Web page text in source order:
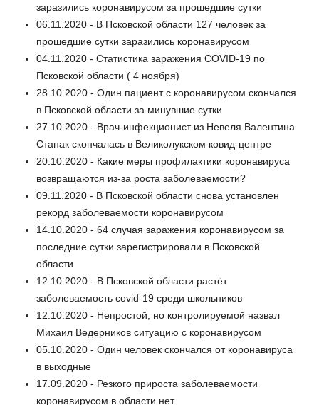
заразились коронавирусом за прошедшие сутки
06.11.2020 - В Псковской области 127 человек за
прошедшие сутки заразились коронавирусом
04.11.2020 - Статистика заражения COVID-19 по
Псковской области ( 4 ноября)
28.10.2020 - Один пациент с коронавирусом скончался
в Псковской области за минувшие сутки
27.10.2020 - Врач-инфекционист из Невеля Валентина
Станак скончалась в Великолукском ковид-центре
20.10.2020 - Какие меры профилактики коронавируса
возвращаются из-за роста заболеваемости?
09.11.2020 - В Псковской области снова установлен
рекорд заболеваемости коронавирусом
14.10.2020 - 64 случая заражения коронавирусом за
последние сутки зарегистрировали в Псковской
области
12.10.2020 - В Псковской области растёт
заболеваемость covid-19 среди школьников
12.10.2020 - Непростой, но контролируемой назвал
Михаил Ведерников ситуацию с коронавирусом
05.10.2020 - Один человек скончался от коронавируса
в выходные
17.09.2020 - Резкого прироста заболеваемости
коронавирусом в области нет